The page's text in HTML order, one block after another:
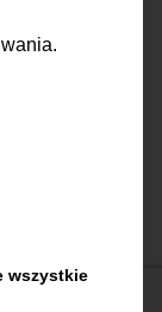
wszystkie